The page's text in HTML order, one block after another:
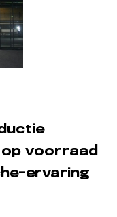
voorraad
ervaring